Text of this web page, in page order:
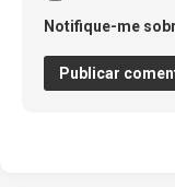
Notifique-me